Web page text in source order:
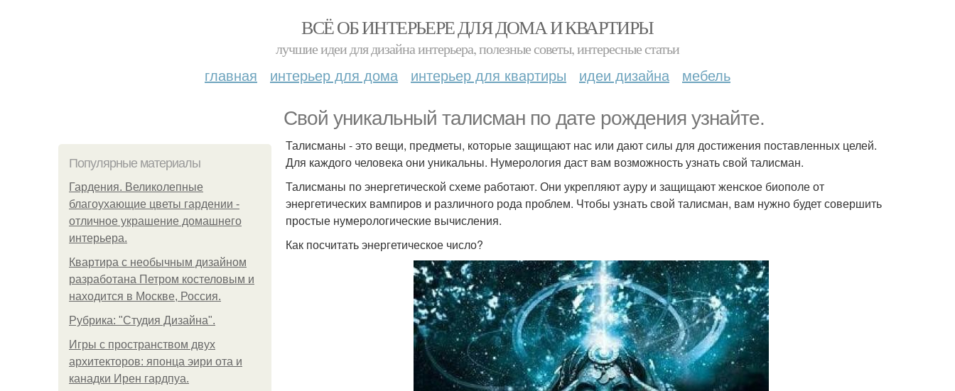
ВСЁ ОБ ИНТЕРЬЕРЕ ДЛЯ ДОМА И КВАРТИРЫ
лучшие идеи для дизайна интерьера, полезные советы, интересные статьи
главная интерьер для дома интерьер для квартиры идеи дизайна мебель
Свой уникальный талисман по дате рождения узнайте.
Популярные материалы
Гардения. Великолепные
благоухающие цветы гардении -
отличное украшение домашнего
интерьера.
Квартира с необычным дизайном
разработана Петром костеловым и
находится в Москве, Россия.
Рубрика: "Студия Дизайна".
Игры с пространством двух
архитекторов: японца эири ота и
канадки Ирен гардпуа.
Талисманы - это вещи, предметы, которые защищают нас или дают силы для достижения поставленных целей.
Для каждого человека они уникальны. Нумерология даст вам возможность узнать свой талисман.
Талисманы по энергетической схеме работают. Они укрепляют ауру и защищают женское биополе от
энергетических вампиров и различного рода проблем. Чтобы узнать свой талисман, вам нужно будет совершить
простые нумерологические вычисления.
Как посчитать энергетическое число?